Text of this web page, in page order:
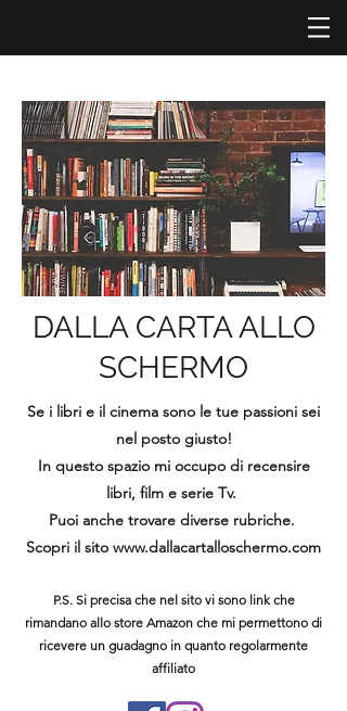
DALLA CARTA ALLO
SCHERMO
Se i libri e il cinema sono le tue passioni sei
nel posto giusto!
In questo spazio mi occupo di recensire
libri, film e serie Tv.
Puoi anche trovare diverse rubriche.
Scopri il sito www.dallacartalloschermo.com
P.S. Si precisa che nel sito vi sono link che
rimandano allo store Amazon che mi permettono di
ricevere un guadagno in quanto regolarmente
affiliato